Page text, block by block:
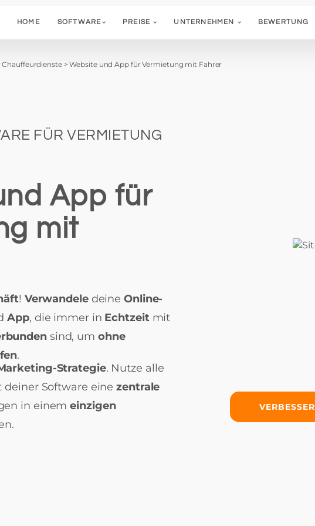
HOME SOFTWARE PREISE UNTERNEHMEN BEWERTUNG
>Website und App für Vermietung mit Fahrer
FÜR VERMIETUNG
App für
mit
! Verwandele deineOnline-
App, die immer in Echtzeit mit
sind, um ohne
.
Strategie. Nutze alle
deiner Software einezentrale
in einemeinzigen